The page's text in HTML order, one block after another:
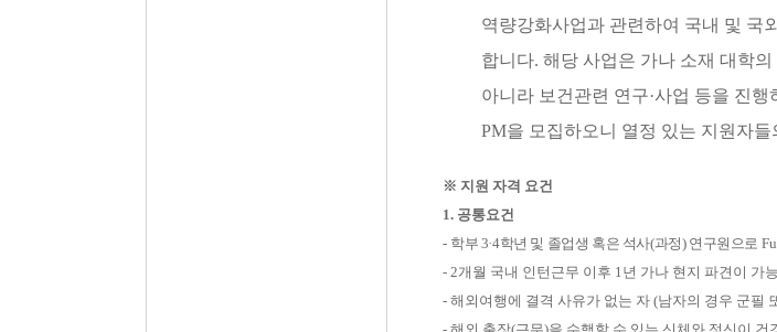
역량강화사업과 관련하여 국내 및 국
합니다.해당 사업은 가나 소재 대학
아니라 보건관련 연구·사업 등을 진행
PM을 모집하오니 열정 있는 지원자
※ 지원 자격 요건
1. 공통요건
- 학부 3·4학년 및 졸업생 혹은 석사(과정) 연구원으로
- 2개월 국내 인턴근무 이후 1년 가나 현지 파견이 가
- 해외여행에 결격 사유가 없는 자 (남자의 경우 군필